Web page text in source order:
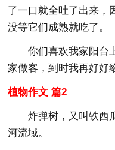
了一口就全吐了出来，
没等它们成熟就吃了。
你们喜欢我家阳台
家做客，到时我再好好
植物作文 篇2
炸弹树，又叫铁西
河流域。